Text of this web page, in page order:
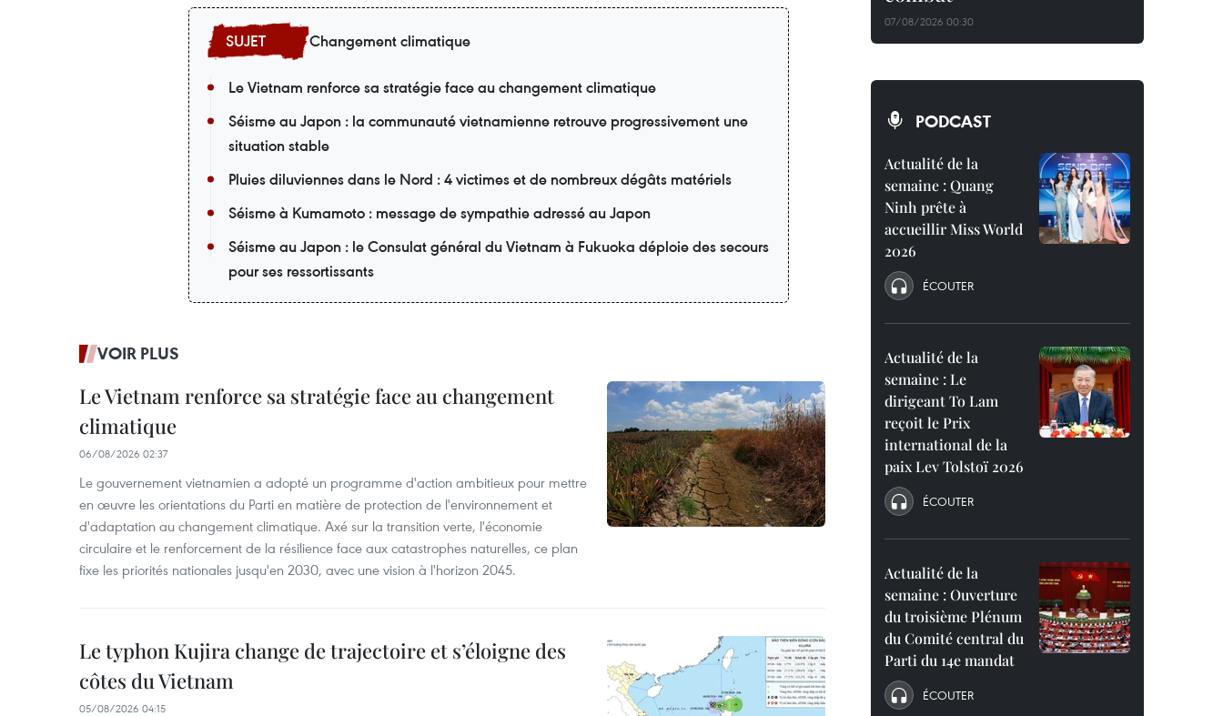
Changement climatique
Le Vietnam renforce sa stratégie face au changement climatique
Séisme au Japon : la communauté vietnamienne retrouve progressivement une
situation stable
Pluies diluviennes dans le Nord : 4 victimes et de nombreux dégâts matériels
Séisme à Kumamoto : message de sympathie adressé au Japon
Séisme au Japon : le Consulat général du Vietnam à Fukuoka déploie des secours
pour ses ressortissants
VOIR PLUS
Le Vietnam renforce sa stratégie face au changement
climatique
06/08/2026 02:37
Le gouvernement vietnamien a adopté un programme d'action ambitieux pour mettre
en œuvre les orientations du Parti en matière de protection de l'environnement et
d'adaptation au changement climatique. Axé sur la transition verte, l'économie
circulaire et le renforcement de la résilience face aux catastrophes naturelles, ce plan
fixe les priorités nationales jusqu'en 2030, avec une vision à l'horizon 2045.
Le typhon Kujira change de trajectoire et s’éloigne des
côtes du Vietnam
05/08/2026 04:15
07/08/2026 00:30
PODCAST
Actualité de la
semaine : Quang
Ninh prête à
accueillir Miss World
2026
ÉCOUTER
Actualité de la
semaine : Le
dirigeant To Lam
reçoit le Prix
international de la
paix Lev Tolstoï 2026
ÉCOUTER
Actualité de la
semaine : Ouverture
du troisième Plénum
du Comité central du
Parti du 14e mandat
ÉCOUTER